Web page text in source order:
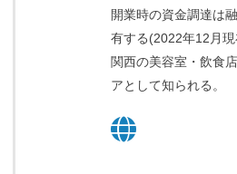
開業時の資金調達は
有する(2022年12月現
関西の美容室・飲食
アとして知られる。